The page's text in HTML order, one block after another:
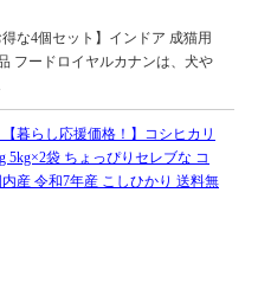
な4個セット】インドア 成猫用
フードロイヤルカナンは、犬や
【暮らし応援価格！】コシヒカリ
5kg×2袋 ちょっぴりセレブな コ
産 令和7年産 こしひかり 送料無